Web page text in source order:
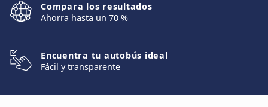
Compara los resultados
Ahorra hasta un 70 %
Encuentra tu autobús ideal
Fácil y transparente